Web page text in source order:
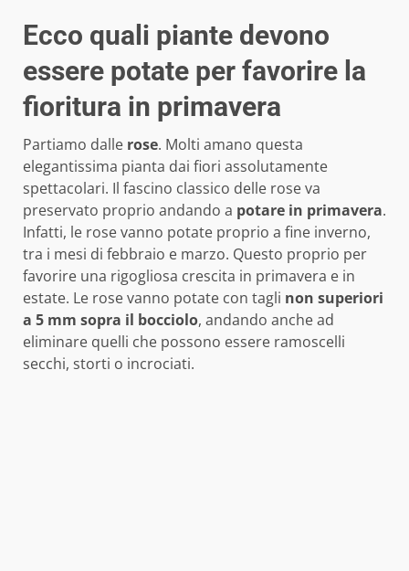
Ecco quali piante devono
essere potate per favorire la
fioritura in primavera
Partiamo dalle rose. Molti amano questa
elegantissima pianta dai fiori assolutamente
spettacolari. Il fascino classico delle rose va
preservato proprio andando a potare in primavera.
Infatti, le rose vanno potate proprio a fine inverno,
tra i mesi di febbraio e marzo. Questo proprio per
favorire una rigogliosa crescita in primavera e in
estate. Le rose vanno potate con tagli non superiori
a 5 mm sopra il bocciolo, andando anche ad
eliminare quelli che possono essere ramoscelli
secchi, storti o incrociati.